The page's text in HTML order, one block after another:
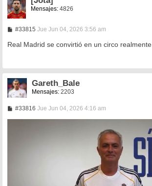
Mensajes:4826
#33815M
n
e
Jue Jun 04, 2026 3:56 am
Real Madrid se convirtió en un circo realmente
Gareth_Bale
Mensajes: 2203
#33816MJue Jun 04, 2026 4:16 am